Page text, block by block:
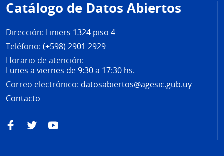
página
Catálogo de Datos Abiertos
Dirección: Liniers 1324 piso 4
Teléfono: (+598) 2901 2929
Horario de atención:
Lunes a viernes de 9:30 a 17:30 hs.
Correo electrónico: datosabiertos@agesic.gub.uy
Contacto
FacebookTwitterYouTube